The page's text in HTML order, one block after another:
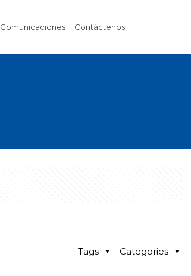
Comunicaciones Contáctenos
Categories
Tags